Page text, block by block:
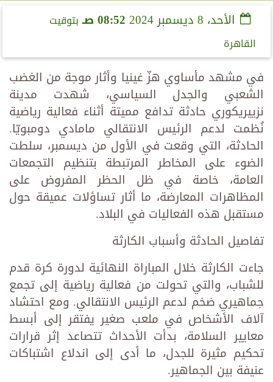
الأحد، 8 ديسمبر 2024 08:52 صـ
بتوقيت
القاهرة
في مشهد مأساوي هزّ غينيا وأثار موجة من الغضب
الشعبي والجدل السياسي، شهدت مدينة
نزييريكوري حادثة تدافع مميتة أثناء فعالية رياضية
نُظمت لدعم الرئيس الانتقالي مامادي دومبويّا.
الحادثة، التي وقعت في الأول من ديسمبر، سلطت
الضوء على المخاطر المرتبطة بتنظيم التجمعات
العامة، خاصة في ظل الحظر المفروض على
المظاهرات المعارضة، ما أثار تساؤلات عميقة حول
مستقبل هذه الفعاليات في البلاد.
تفاصيل الحادثة وأسباب الكارثة
جاءت الكارثة خلال المباراة النهائية لدورة كرة قدم
للشباب، والتي تحولت من فعالية رياضية إلى تجمع
جماهيري ضخم لدعم الرئيس الانتقالي. ومع احتشاد
آلاف الأشخاص في ملعب صغير يفتقر إلى أبسط
معايير السلامة، بدأت الأحداث تتصاعد إثر قرارات
تحكيم مثيرة للجدل، ما أدى إلى اندلاع اشتباكات
عنيفة بين الجماهير.